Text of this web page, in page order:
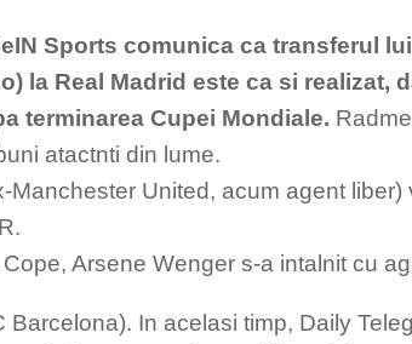
Sports comunica ca transferul
la Real Madrid este ca si realizat,
terminarea Cupei Mondiale.
atactnti din lume.
Manchester United, acum agent liber)
Arsene Wenger s-a intalnit cu
Barcelona). In acelasi timp, Daily